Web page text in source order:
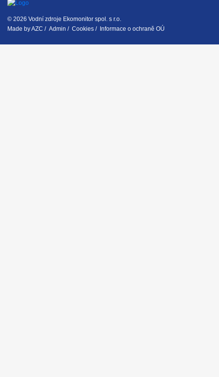
© 2026 Vodní zdroje Ekomonitor spol. s r.o.
Made byAZC / Admin / Cookies / Informace o ochraně OÚ